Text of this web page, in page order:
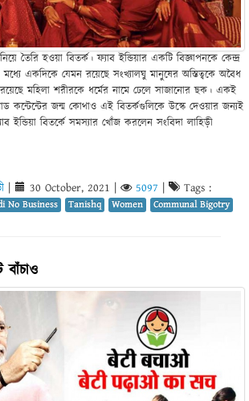
তৈরি হওয়া বিতর্ক। ফ্যাব ইন্ডিয়ার একটি বিজ্ঞাপনকে কেন্দ্র
একদিকে যেমন রয়েছে সংখ্যালঘু মানুষের অস্তিত্বকে অবৈধ
মহিলা শরীরকে ধর্মের নামে ঢেলে সাজানোর ছক। একই
কন্টেন্টের জন্ম কোথাও এই বিতর্কগুলিকে উস্কে দেওয়ার জন্যই
ইন্ডিয়া বিতর্কে সমস্যার খোঁজ করলেন সংবিদা লাহিড়ী
30 October, 2021 5097 Tags :
No Business Tanishq Women Communal Bigotry
বাঁচাও